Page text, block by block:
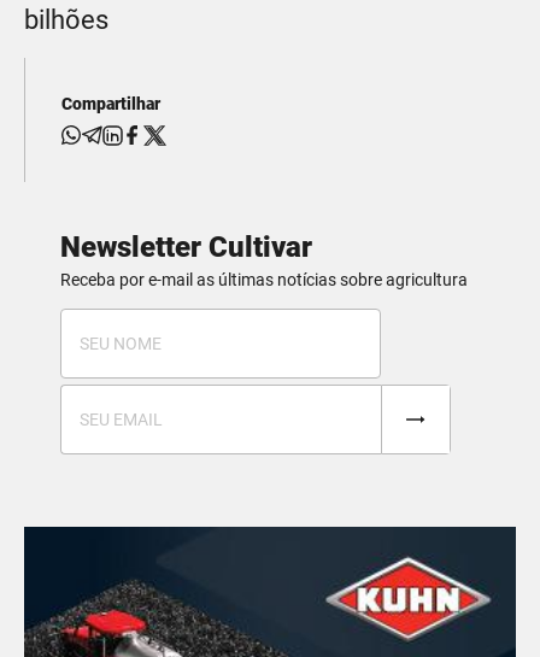
bilhões
Compartilhar
Newsletter Cultivar
Receba por e-mail as últimas notícias sobre agricultura